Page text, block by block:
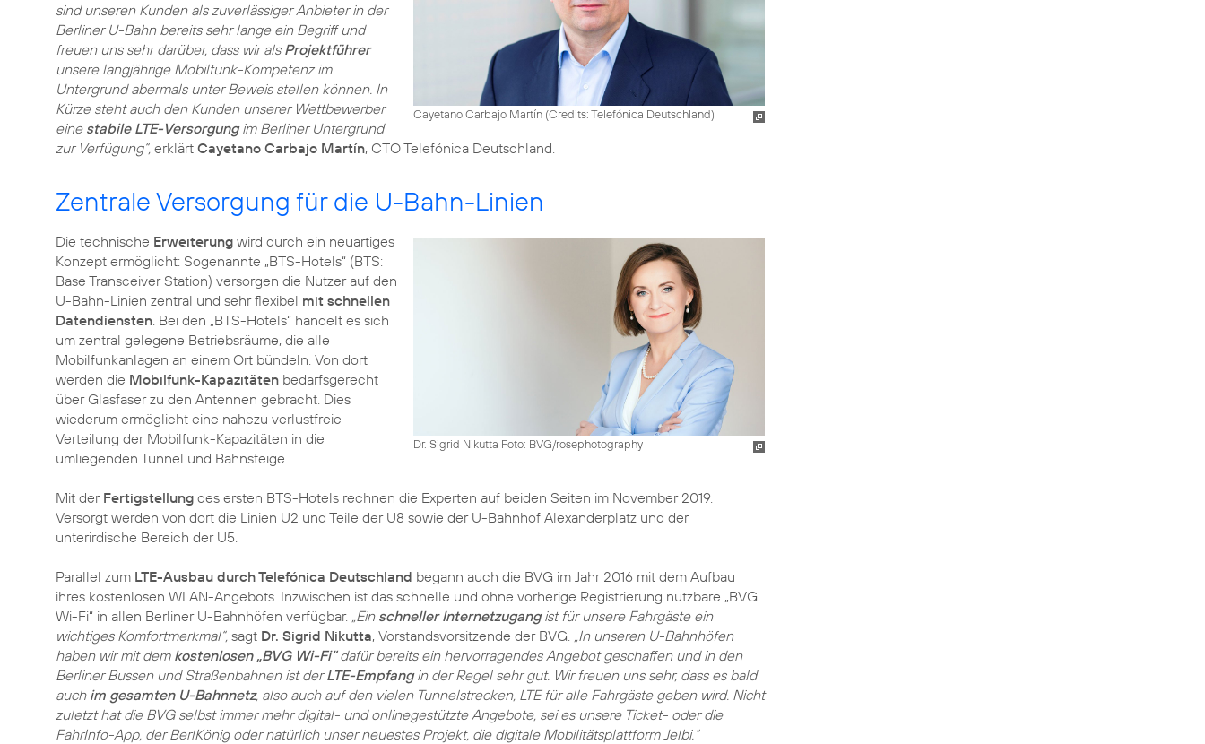
Cayetano Carbajo Martín (Credits: Telefónica Deutschland)
sind unseren Kunden als zuverlässiger Anbieter in der
Berliner U-Bahn bereits sehr lange ein Begriff und
freuen uns sehr darüber, dass wir als Projektführer
unsere langjährige Mobilfunk-Kompetenz im
Untergrund abermals unter Beweis stellen können. In
Kürze steht auch den Kunden unserer Wettbewerber
eine stabile LTE-Versorgungim Berliner Untergrund
zur Verfügung“, erklärt Cayetano Carbajo Martín, CTO Telefónica Deutschland.
Zentrale Versorgung für die U-Bahn-Linien
Dr. Sigrid Nikutta Foto: BVG/rosephotography
Die technische Erweiterung wird durch ein neuartiges
Konzept ermöglicht: Sogenannte „BTS-Hotels“ (BTS:
Base Transceiver Station) versorgen die Nutzer auf den
U-Bahn-Linien zentral und sehr flexibel mit schnellen
Datendiensten. Bei den „BTS-Hotels“ handelt es sich
um zentral gelegene Betriebsräume, die alle
Mobilfunkanlagen an einem Ort bündeln. Von dort
werden die Mobilfunk-Kapazitäten bedarfsgerecht
über Glasfaser zu den Antennen gebracht. Dies
wiederum ermöglicht eine nahezu verlustfreie
Verteilung der Mobilfunk-Kapazitäten in die
umliegenden Tunnel und Bahnsteige.
Mit der Fertigstellung des ersten BTS-Hotels rechnen die Experten auf beiden Seiten im November 2019.
Versorgt werden von dort die Linien U2 und Teile der U8 sowie der U-Bahnhof Alexanderplatz und der
unterirdische Bereich der U5.
Parallel zum LTE-Ausbau durch Telefónica Deutschland begann auch die BVG im Jahr 2016 mit dem Aufbau
ihres kostenlosen WLAN-Angebots. Inzwischen ist das schnelle und ohne vorherige Registrierung nutzbare „BVG
Wi-Fi“ in allen Berliner U-Bahnhöfen verfügbar. „Ein schneller Internetzugangist für unsere Fahrgäste ein
wichtiges Komfortmerkmal“, sagt Dr. Sigrid Nikutta, Vorstandsvorsitzende der BVG. „In unseren U-Bahnhöfen
haben wir mit dem kostenlosen „BVG Wi-Fi“dafür bereits ein hervorragendes Angebot geschaffen und in den
Berliner Bussen und Straßenbahnen ist derLTE-Empfangin der Regel sehr gut. Wir freuen uns sehr, dass es bald
auch im gesamten U-Bahnnetz, also auch auf den vielen Tunnelstrecken, LTE für alle Fahrgäste geben wird. Nicht
zuletzt hat die BVG selbst immer mehr digital- und onlinegestützte Angebote, sei es unsere Ticket- oder die
FahrInfo-App, der BerlKönig oder natürlich unser neuestes Projekt, die digitale Mobilitätsplattform Jelbi.“